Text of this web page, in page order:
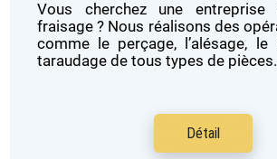
Vous cherchez une entreprise
fraisage ? Nous réalisons des
comme le perçage, l’alésage,
taraudage de tous types de pièces.
Détail